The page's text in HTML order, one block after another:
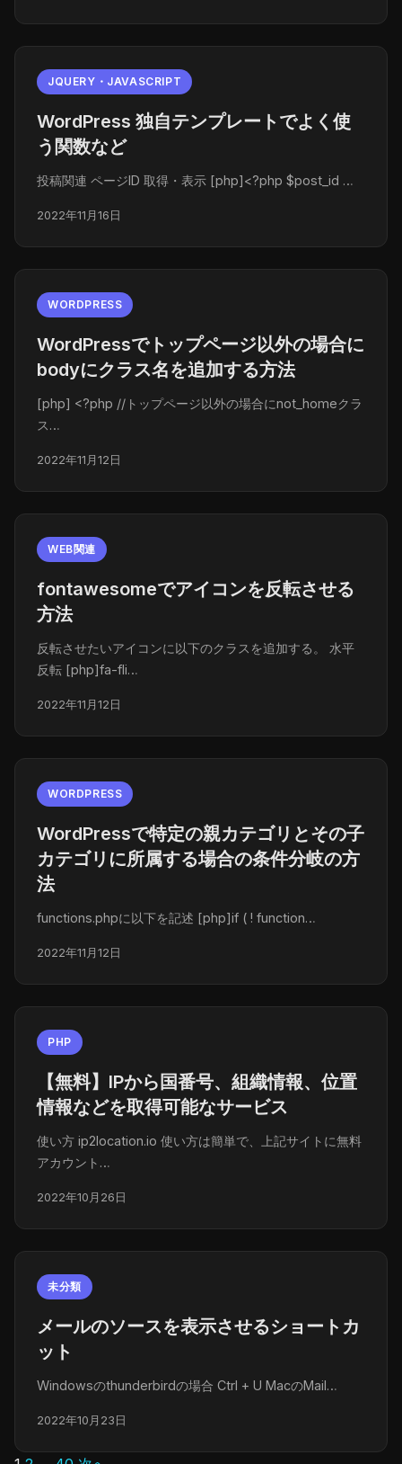
JQUERY・JAVASCRIPT
WordPress 独自テンプレートでよく使
う関数など
投稿関連 ページID 取得・表示 [php]<?php $post_id …
2022年11月16日
WORDPRESS
WordPressでトップページ以外の場合に
bodyにクラス名を追加する方法
[php] <?php //トップページ以外の場合にnot_homeクラ
ス…
2022年11月12日
WEB関連
fontawesomeでアイコンを反転させる
方法
反転させたいアイコンに以下のクラスを追加する。 水平
反転 [php]fa-fli…
2022年11月12日
WORDPRESS
WordPressで特定の親カテゴリとその子
カテゴリに所属する場合の条件分岐の方
法
functions.phpに以下を記述 [php]if ( ! function…
2022年11月12日
PHP
【無料】IPから国番号、組織情報、位置
情報などを取得可能なサービス
使い方 ip2location.io 使い方は簡単で、上記サイトに無料
アカウント…
2022年10月26日
未分類
メールのソースを表示させるショートカ
ット
Windowsのthunderbirdの場合 Ctrl + U MacのMail…
2022年10月23日